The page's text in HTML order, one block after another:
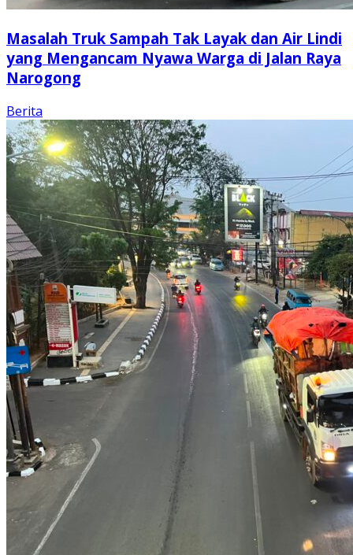
Masalah Truk Sampah Tak Layak dan Air Lindi
yang Mengancam Nyawa Warga di Jalan Raya
Narogong
Berita